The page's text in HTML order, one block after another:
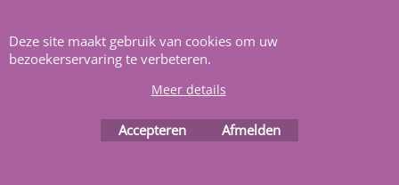
Deze site maakt gebruik van cookies om uw
bezoekerservaring te verbeteren.
Meer details
Accepteren Afmelden